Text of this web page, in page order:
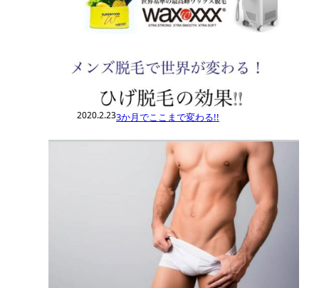
2020.2.233か月でここまで変わる!!